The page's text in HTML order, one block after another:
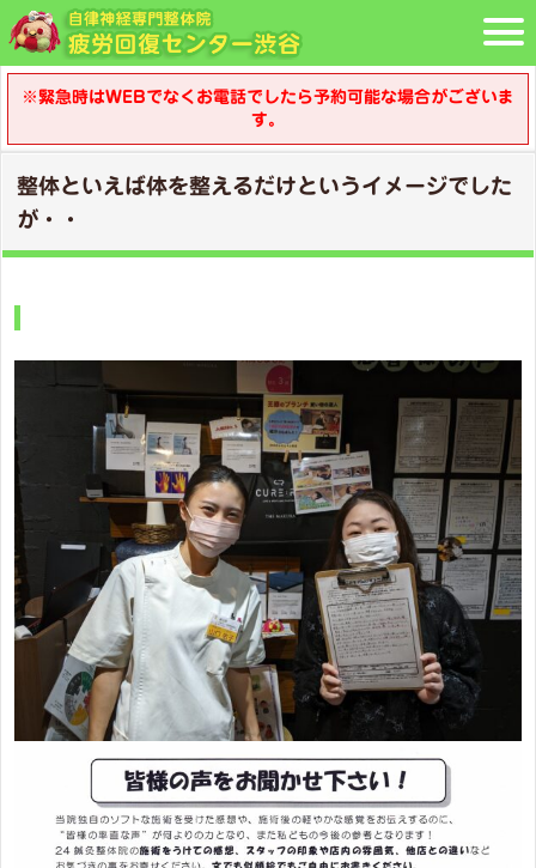
※緊急時はWEBでなくお電話でしたら予約可能な場合がございま
す。
整体といえば体を整えるだけというイメージでした
が・・